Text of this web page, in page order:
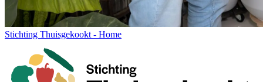
Stichting Thuisgekookt - Home